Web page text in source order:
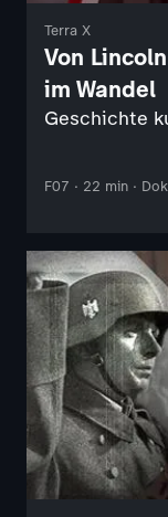
Terra X
Von
im Wandel
Geschichte
F07 · 22 min ·